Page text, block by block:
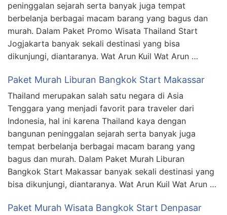
peninggalan sejarah serta banyak juga tempat
berbelanja berbagai macam barang yang bagus dan
murah. Dalam Paket Promo Wisata Thailand Start
Jogjakarta banyak sekali destinasi yang bisa
dikunjungi, diantaranya. Wat Arun Kuil Wat Arun …
Paket Murah Liburan Bangkok Start Makassar
Thailand merupakan salah satu negara di Asia
Tenggara yang menjadi favorit para traveler dari
Indonesia, hal ini karena Thailand kaya dengan
bangunan peninggalan sejarah serta banyak juga
tempat berbelanja berbagai macam barang yang
bagus dan murah. Dalam Paket Murah Liburan
Bangkok Start Makassar banyak sekali destinasi yang
bisa dikunjungi, diantaranya. Wat Arun Kuil Wat Arun …
Paket Murah Wisata Bangkok Start Denpasar